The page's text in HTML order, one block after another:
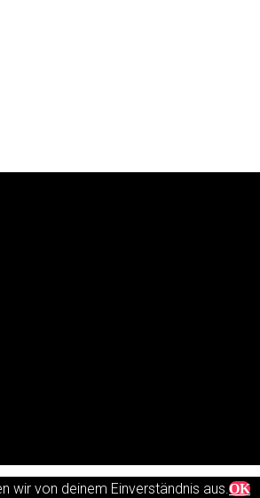
wir von deinem Einverständnis aus.OK